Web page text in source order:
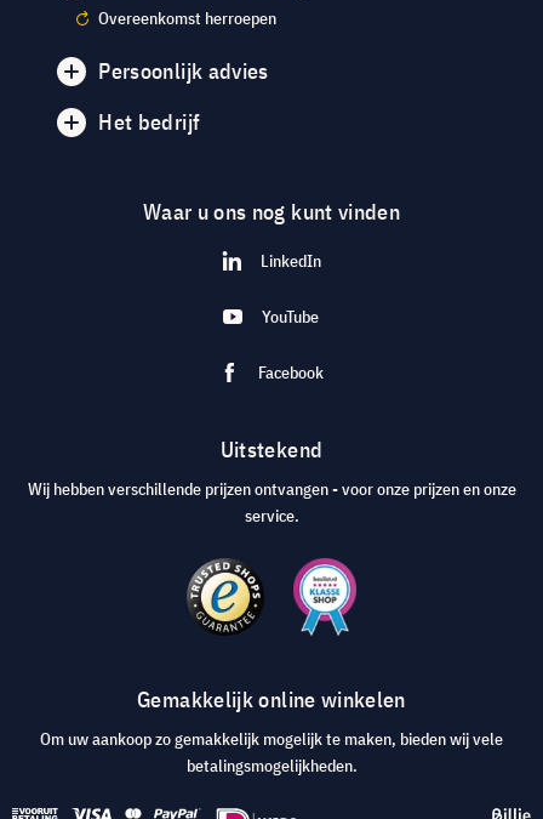
Overeenkomst herroepen
Persoonlijk advies
Het bedrijf
Waar u ons nog kunt vinden
LinkedIn
YouTube
Facebook
Uitstekend
Wij hebben verschillende prijzen ontvangen - voor onze prijzen en onze
service.
Gemakkelijk online winkelen
Om uw aankoop zo gemakkelijk mogelijk te maken, bieden wij vele
betalingsmogelijkheden.